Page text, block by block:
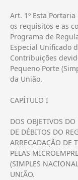
Art. 1º Esta
os requisitos e as
Programa de
Especial Unificado
Contribuições
Pequeno Porte
da União.
CAPÍTULO I
DOS OBJETIVOS
DE DÉBITOS DO
ARRECADAÇÃO DE
PELAS
(SIMPLES
UNIÃO.